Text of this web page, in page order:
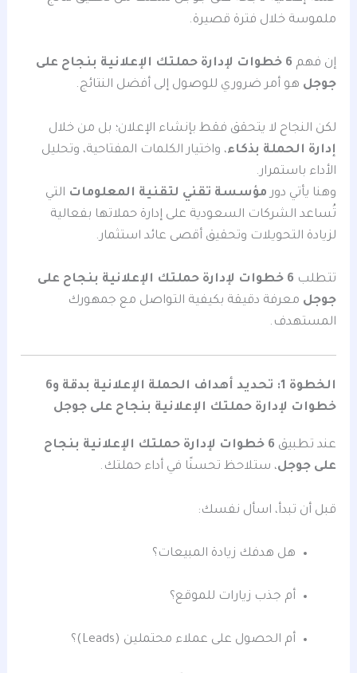
ملموسة خلال فترة قصيرة.
إن فهم
6 خطوات لإدارة حملتك الإعلانية بنجاح على
جوجل هو أمر ضروري للوصول إلى أفضل النتائج.
لكن النجاح لا يتحقق فقط بإنشاء الإعلان؛ بل من خلال
إدارة الحملة بذكاء، واختيار الكلمات المفتاحية، وتحليل
الأداء باستمرار.
وهنا يأتي دور مؤسسة تقني لتقنية المعلومات التي
تُساعد الشركات السعودية على إدارة حملاتها بفعالية
لزيادة التحويلات وتحقيق أقصى عائد استثمار.
تتطلب
6 خطوات لإدارة حملتك الإعلانية بنجاح على
جوجل معرفة دقيقة بكيفية التواصل مع جمهورك
المستهدف.
الخطوة 1: تحديد أهداف الحملة الإعلانية بدقة و6
خطوات لإدارة حملتك الإعلانية بنجاح على جوجل
عند تطبيق
6 خطوات لإدارة حملتك الإعلانية بنجاح
على جوجل، ستلاحظ تحسنًا في أداء حملتك.
قبل أن تبدأ، اسأل نفسك:
هل هدفك زيادة المبيعات؟
أم جذب زيارات للموقع؟
أم الحصول على عملاء محتملين (Leads)؟